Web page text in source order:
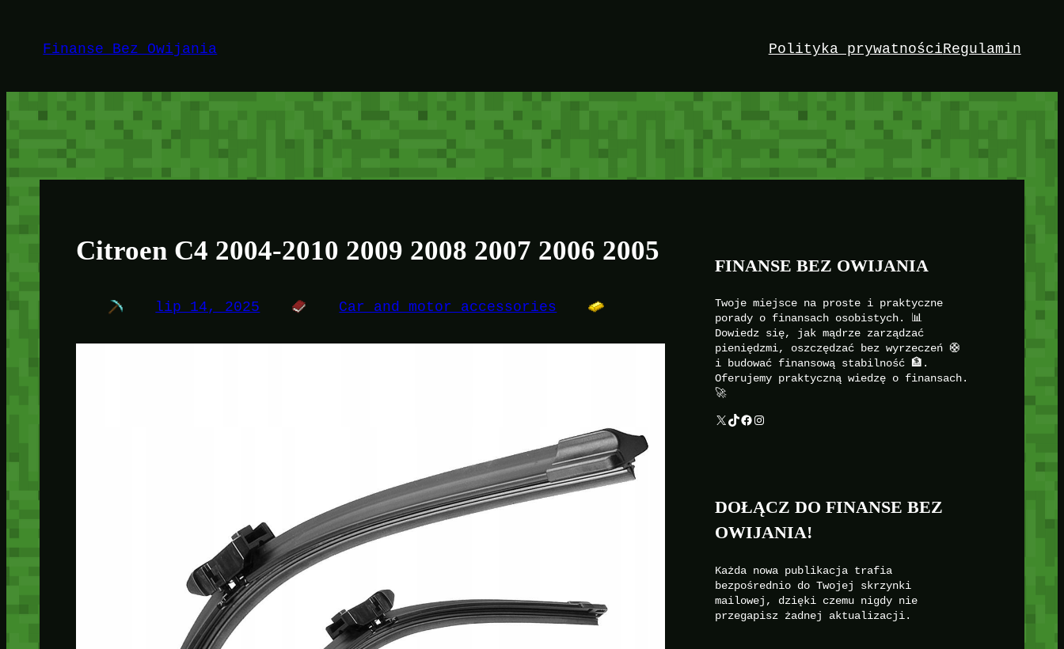
treściFinanse Bez Owijania Polityka prywatnościRegulamin
Citroen C4 2004-2010 2009 2008 2007 2006 2005
lip 14, 2025 Car and motor accessories
FINANSE BEZ OWIJANIA
Twoje miejsce na proste i praktyczne
porady o finansach osobistych. 📊
Dowiedz się, jak mądrze zarządzać
pieniędzmi, oszczędzać bez wyrzeczeń 🛟
i budować finansową stabilność 🏦.
Oferujemy praktyczną wiedzę o finansach.
🚀
X TikTok Facebook Instagram
DOŁĄCZ DO FINANSE BEZ
OWIJANIA!
Każda nowa publikacja trafia
bezpośrednio do Twojej skrzynki
mailowej, dzięki czemu nigdy nie
przegapisz żadnej aktualizacji.